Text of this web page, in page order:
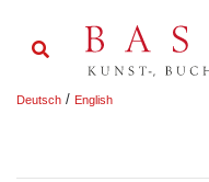
Deutsch / English